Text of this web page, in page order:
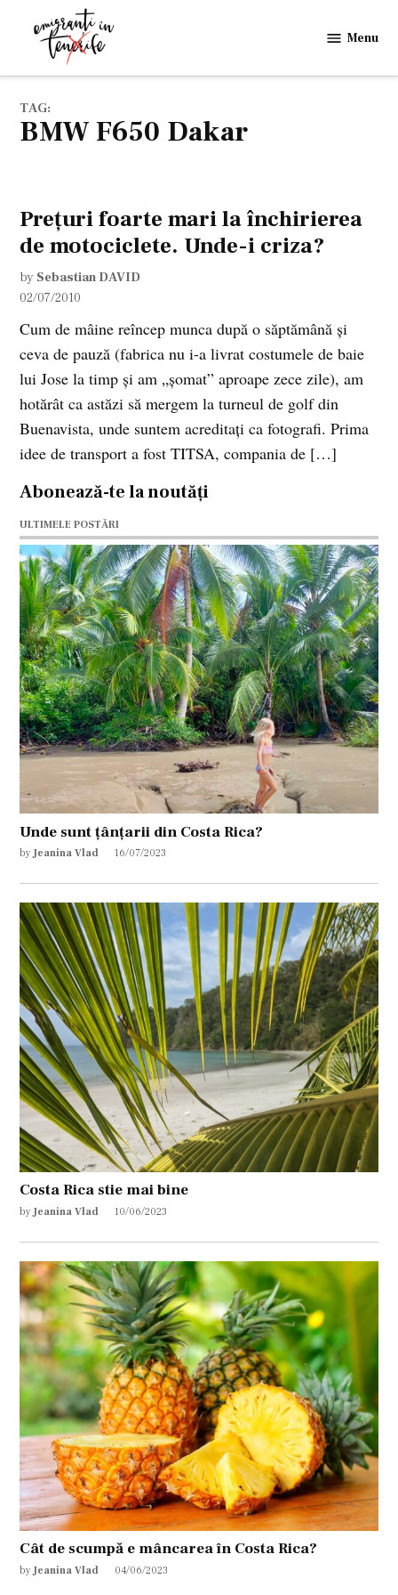
in
Menu
TAG:
BMW F650 Dakar
Preţuri foarte mari la închirierea
de motociclete. Unde-i criza?
by Sebastian DAVID
02/07/2010
Cum de mâine reîncep munca după o săptămână şi
ceva de pauză (fabrica nu i-a livrat costumele de baie
lui Jose la timp şi am „şomat” aproape zece zile), am
hotărât ca astăzi să mergem la turneul de golf din
Buenavista, unde suntem acreditaţi ca fotografi. Prima
idee de transport a fost TITSA, compania de […]
Abonează-te la noutăți
ULTIMELE POSTĂRI
Unde sunt țânțarii din Costa Rica?
by Jeanina Vlad 16/07/2023
Costa Rica stie mai bine
by Jeanina Vlad 10/06/2023
Cât de scumpă e mâncarea în Costa Rica?
by Jeanina Vlad 04/06/2023